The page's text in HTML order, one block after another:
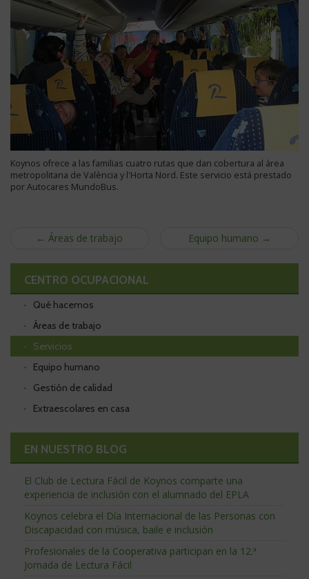
Koynos ofrece a las familias cuatro rutas que dan cobertura al área
metropolitana de València y l'Horta Nord. Este servicio está prestado
por Autocares MundoBus.
← Áreas de trabajo Equipo humano →
CENTRO OCUPACIONAL
Qué hacemos
Áreas de trabajo
Servicios
Equipo humano
Gestión de calidad
Extraescolares en casa
EN NUESTRO BLOG
El Club de Lectura Fácil de Koynos comparte una
experiencia de inclusión con el alumnado del EPLA
Koynos celebra el Día Internacional de las Personas con
Discapacidad con música, baile e inclusión
Profesionales de la Cooperativa participan en la 12.ª
Jornada de Lectura Fácil